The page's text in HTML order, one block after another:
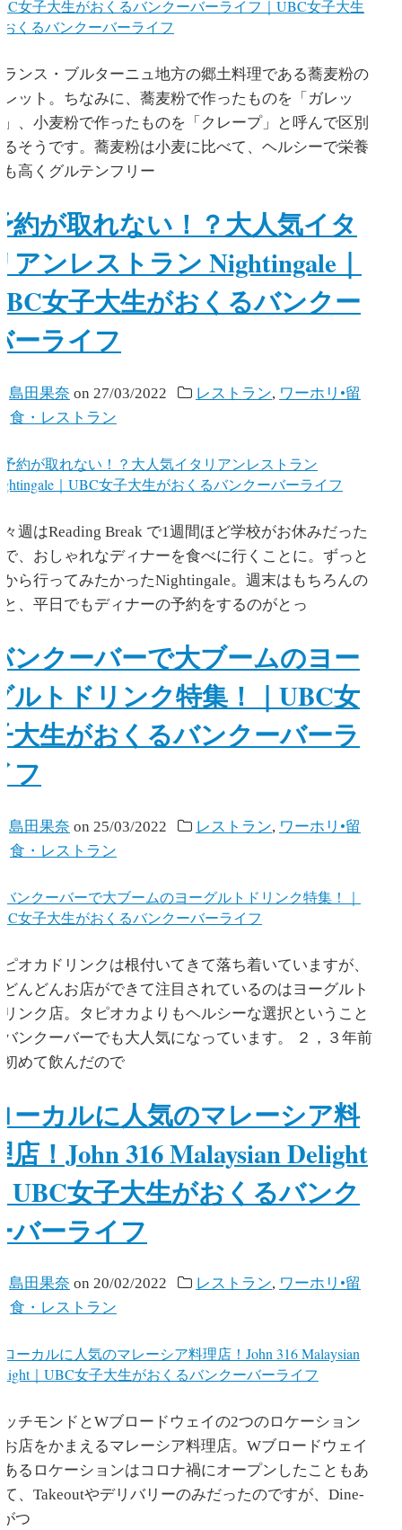
ンス・ブルターニュ地方の郷土料理である蕎麦粉の
ット。ちなみに、蕎麦粉で作ったものを「ガレッ
、小麦粉で作ったものを「クレープ」と呼んで区別
そうです。蕎麦粉は小麦に比べて、ヘルシーで栄養
高くグルテンフリー
約が取れない！？大人気イタ
アンレストラン Nightingale｜
女子大生がおくるバンクー
ーライフ
島田果奈 on 27/03/2022 レストラン, ワーホリ•留
食・レストラン
週はReading Break で1週間ほど学校がお休みだった
、おしゃれなディナーを食べに行くことに。ずっと
ら行ってみたかったNightingale。週末はもちろんの
、平日でもディナーの予約をするのがとっ
ンクーバーで大ブームのヨー
ルトドリンク特集！｜UBC女
大生がおくるバンクーバーラ
フ
島田果奈 on 25/03/2022 レストラン, ワーホリ•留
食・レストラン
オカドリンクは根付いてきて落ち着いていますが、
んどんお店ができて注目されているのはヨーグルト
ンク店。タピオカよりもヘルシーな選択ということ
ンクーバーでも大人気になっています。 ２，３年前
めて飲んだので
ーカルに人気のマレーシア料
店！John 316 Malaysian Delight
UBC女子大生がおくるバンク
バーライフ
島田果奈 on 20/02/2022 レストラン, ワーホリ•留
食・レストラン
チモンドとWブロードウェイの2つのロケーション
店をかまえるマレーシア料理店。Wブロードウェイ
るロケーションはコロナ禍にオープンしたこともあ
、Takeoutやデリバリーのみだったのですが、Dine-
つ